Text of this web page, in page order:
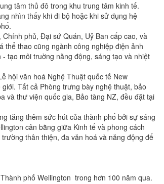
tâm thủ đô trong khu trung tâm kinh tế.
nhìn thấy khi đi bộ hoặc khi sử dụng hệ
phủ, Đại sứ Quán, Uỷ Ban cấp cao, và
thể thao cũng ngành công nghiệp điện ảnh
tạo môi truờng năng động, sáng tạo và nhiệt
hội văn hoá Nghệ Thuật quốc tế New
Tất cả Phòng trưng bày nghệ thuật, bảo
và thư viện quốc gia, Bảo tàng NZ, đều đặt tại
tăng thêm sức hút của thành phố bởi sự sáng
cân bằng giữa Kinh tế và phong cách
thân thiện, đa văn hoá và năng động để
phố Wellington trong hơn 100 năm qua.